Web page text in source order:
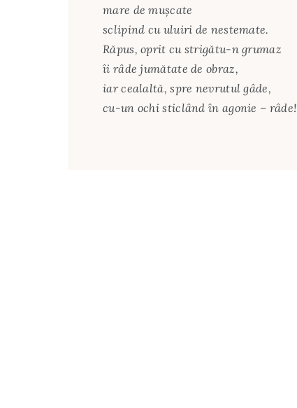
mare de muşcate
sclipind cu uluiri de nestemate.
Răpus, oprit cu strigătu-n grumaz
îi râde jumătate de obraz,
iar cealaltă, spre nevrutul gâde,
cu-un ochi sticlând în agonie – râde!